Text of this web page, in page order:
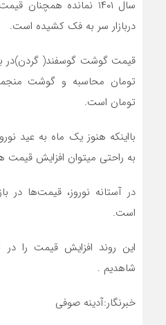
سال ۱۴۰۱ نمانده
دربازار سر به فک کشیده است.
تومان است.
بااینکه هنوز یک ماه به عید
به راحتی میتوان افزایش
در آستانه نوروز، قیمت‌ها در
است.
این روند افزایش قیمت را
شاهدیم .
خبرنگار:آدینه صوفی